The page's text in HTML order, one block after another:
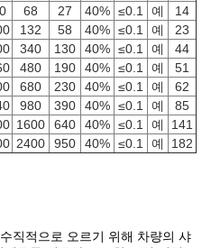
68 27 40% ≤0.1 예
14
132 58 40% ≤0.1 예
23
340 130 40% ≤0.1 예
44
480 190 40% ≤0.1 예
51
680 230 40% ≤0.1 예
62
980 390 40% ≤0.1 예
85
1600 640 40% ≤0.1 예
141
2400 950 40% ≤0.1 예 182
직적으로 오르기 위해 차량의 샤